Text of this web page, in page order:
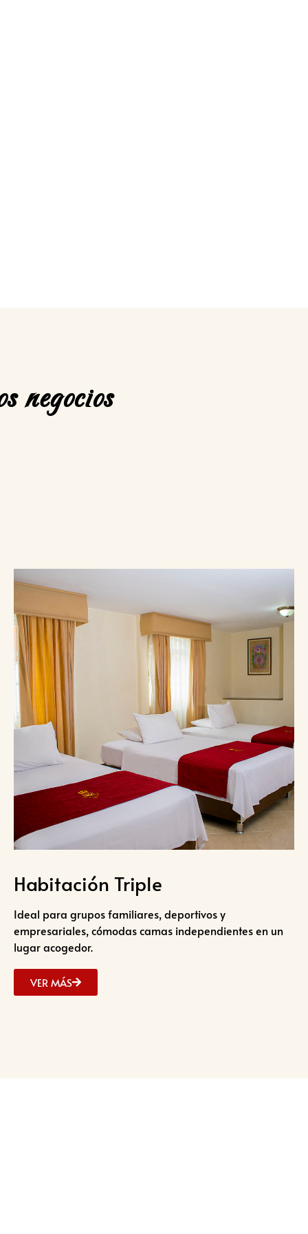
negocios
Habitación Triple
Ideal para grupos familiares, deportivos y
empresariales, cómodas camas independientes en un
lugar acogedor.
VER MÁS